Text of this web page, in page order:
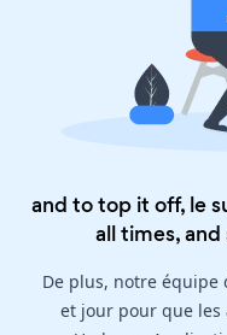
and to top it off, le
all times, and
De plus, notre
et jour pour que les